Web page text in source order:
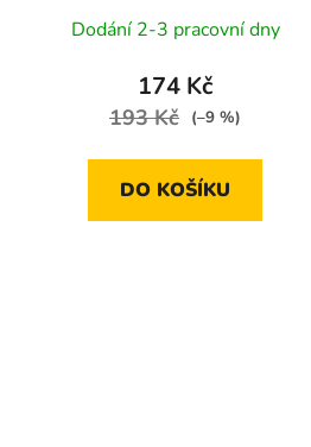
v palcových rozměrech
9 dílů | 1/16"-3/8"
Dodání 2-3 pracovní dny
174 Kč
193 Kč (–9 %)
DO KOŠÍKU